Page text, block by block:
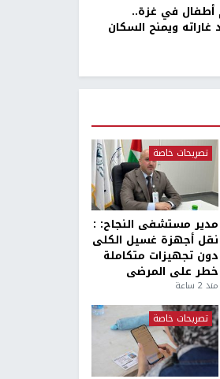
في غزة..
غاراته ويمنح السكان
تصريحات خاصة
مدير مستشفى النجاح: :
نقل أجهزة غسيل الكلى
دون تجهيزات متكاملة
خطر على المرضى
منذ 2 ساعة
تصريحات خاصة